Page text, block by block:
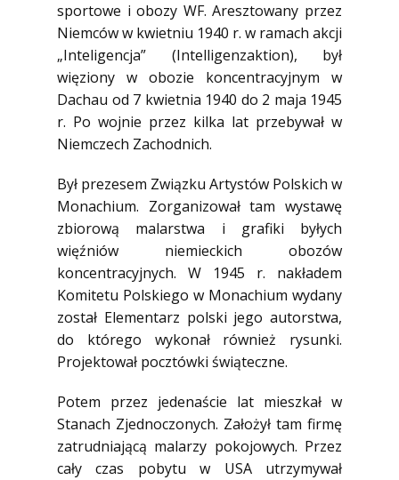
sportowe i obozy WF. Aresztowany przez
Niemców w kwietniu 1940 r. w ramach akcji
„Inteligencja” (Intelligenzaktion), był
więziony w obozie koncentracyjnym w
Dachau od 7 kwietnia 1940 do 2 maja 1945
r. Po wojnie przez kilka lat przebywał w
Niemczech Zachodnich.
Był prezesem Związku Artystów Polskich w
Monachium. Zorganizował tam wystawę
zbiorową malarstwa i grafiki byłych
więźniów niemieckich obozów
koncentracyjnych. W 1945 r. nakładem
Komitetu Polskiego w Monachium wydany
został Elementarz polski jego autorstwa,
do którego wykonał również rysunki.
Projektował pocztówki świąteczne.
Potem przez jedenaście lat mieszkał w
Stanach Zjednoczonych. Założył tam firmę
zatrudniającą malarzy pokojowych. Przez
cały czas pobytu w USA utrzymywał